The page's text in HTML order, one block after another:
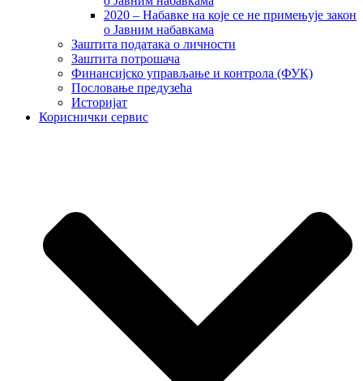
2020 – Набавке на које се не примењује закон
о Јавним набавкама
Заштита података о личности
Заштита потрошача
Финансијско управљање и контрола (ФУК)
Пословање предузећа
Историјат
Кориснички сервис